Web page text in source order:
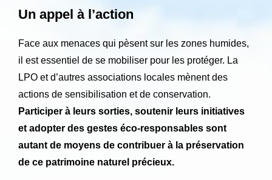
Un appel à l’action
Face aux menaces qui pèsent sur les zones humides,
il est essentiel de se mobiliser pour les protéger. La
LPO et d’autres associations locales mènent des
actions de sensibilisation et de conservation.
Participer à leurs sorties, soutenir leurs initiatives
et adopter des gestes éco-responsables sont
autant de moyens de contribuer à la préservation
de ce patrimoine naturel précieux.